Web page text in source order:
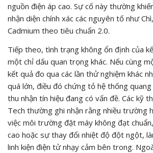
nguồn điện áp cao. Sự cố này thường
nhận diện chính xác các nguyên tố như
Cadmium theo tiêu chuẩn 2.0.
Tiếp theo, tình trạng không ổn định của
một chỉ dấu quan trọng khác. Nếu cùng
kết quả đo qua các lần thử nghiệm khác
quá lớn, điều đó chứng tỏ hệ thống
thu nhận tín hiệu đang có vấn đề. Các kỹ
Tech thường ghi nhận rằng nhiều trường
việc môi trường đặt máy không đạt
cao hoặc sự thay đổi nhiệt độ đột ngột,
linh kiện điện tử nhạy cảm bên trong.